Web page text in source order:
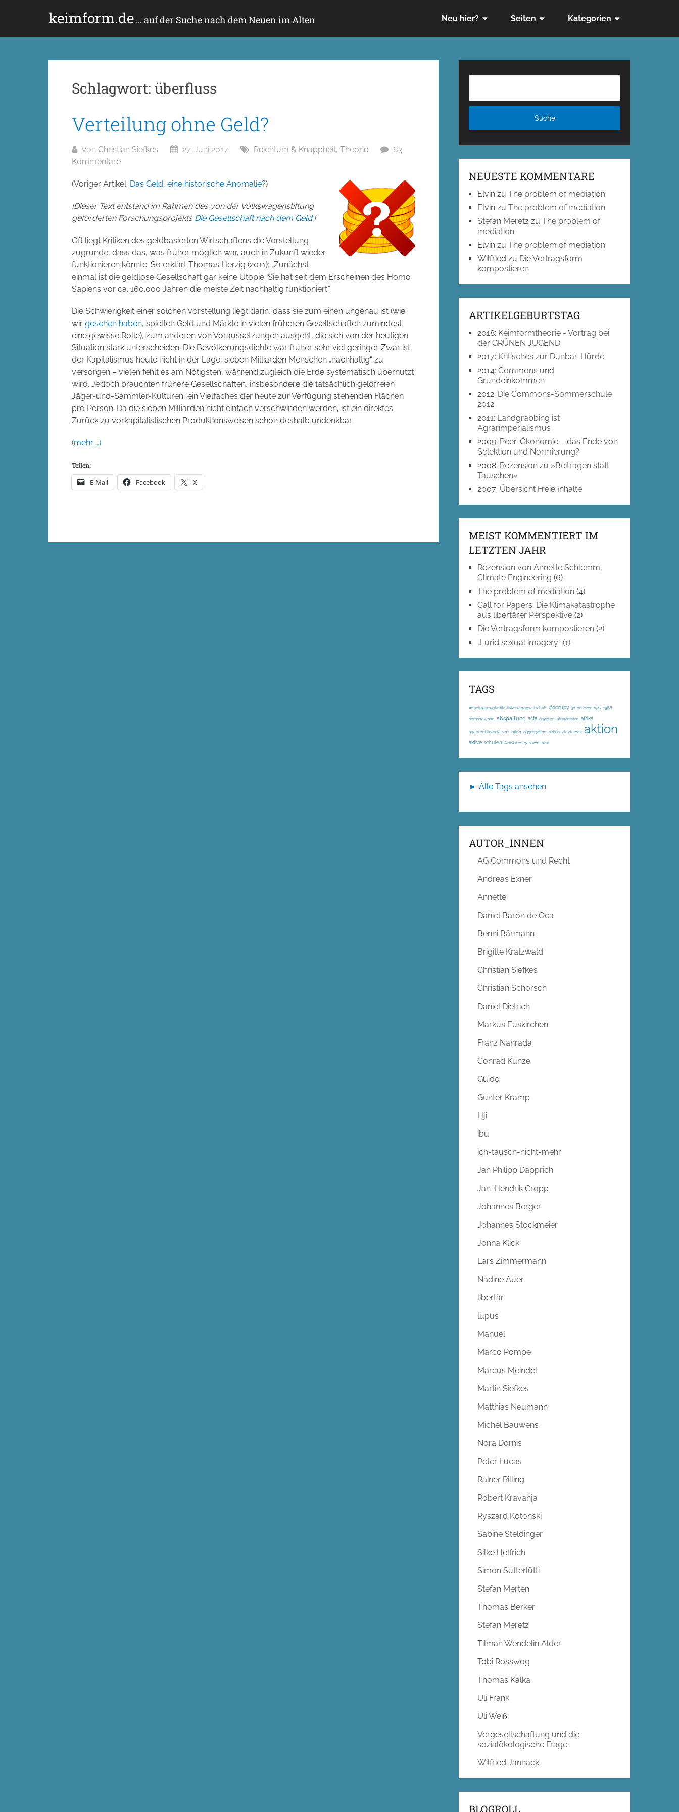
keimform.de … auf der Suche nach dem Neuen im Alten Neu hier? Seiten Kategorien
Schlagwort: überfluss
Verteilung ohne Geld?
Von Christian Siefkes 27. Juni 2017 Reichtum & Knappheit, Theorie
63
Kommentare
(Voriger Artikel: Das Geld, eine historische Anomalie?)
[Dieser Text entstand im Rahmen des von der Volkswagenstiftung
geförderten Forschungsprojekts Die Gesellschaft nach dem Geld.]
Oft liegt Kritiken des geldbasierten Wirtschaftens die Vorstellung
zugrunde, dass das, was früher möglich war, auch in Zukunft wieder
funktionieren könnte. So erklärt Thomas Herzig (2011): „Zunächst
einmal ist die geldlose Gesellschaft gar keine Utopie. Sie hat seit dem Erscheinen des Homo
Sapiens vor ca. 160.000 Jahren die meiste Zeit nachhaltig funktioniert.“
Die Schwierigkeit einer solchen Vorstellung liegt darin, dass sie zum einen ungenau ist (wie
wir gesehen haben, spielten Geld und Märkte in vielen früheren Gesellschaften zumindest
eine gewisse Rolle), zum anderen von Voraussetzungen ausgeht, die sich von der heutigen
Situation stark unterscheiden. Die Bevölkerungsdichte war früher sehr viel geringer. Zwar ist
der Kapitalismus heute nicht in der Lage, sieben Milliarden Menschen „nachhaltig“ zu
versorgen – vielen fehlt es am Nötigsten, während zugleich die Erde systematisch übernutzt
wird. Jedoch brauchten frühere Gesellschaften, insbesondere die tatsächlich geldfreien
Jäger-und-Sammler-Kulturen, ein Vielfaches der heute zur Verfügung stehenden Flächen
pro Person. Da die sieben Milliarden nicht einfach verschwinden werden, ist ein direktes
Zurück zu vorkapitalistischen Produktionsweisen schon deshalb undenkbar.
(mehr …)
Teilen:
E-Mail Facebook X
NEUESTE KOMMENTARE
Elvin zuThe problem of mediation
Elvin zuThe problem of mediation
Stefan Meretz zuThe problem of
mediation
Elvin zuThe problem of mediation
Wilfried zu Die Vertragsform
kompostieren
ARTIKELGEBURTSTAG
2018: Keimformtheorie - Vortrag bei
der GRÜNEN JUGEND
2017: Kritisches zur Dunbar-Hürde
2014:Commons und
Grundeinkommen
2012: Die Commons-Sommerschule
2012
2011: Landgrabbing ist
Agrarimperialismus
2009: Peer-Ökonomie – das Ende von
Selektion und Normierung?
2008: Rezension zu »Beitragen statt
Tauschen«
2007: Übersicht Freie Inhalte
MEIST KOMMENTIERT IM
LETZTEN JAHR
Rezension von Annette Schlemm,
Climate Engineering (6)
The problem of mediation (4)
Call for Papers: Die Klimakatastrophe
aus libertärer Perspektive (2)
Die Vertragsform kompostieren (2)
„Lurid sexual imagery“ (1)
TAGS
#Kapitalismuskritik; #Klassengesellschaft #occupy 3d-drucker 1917 1968
abmahnwahn abspaltung acta ägypten afghanistan afrika
agentenbasierte simulation aggregation airbus ak ak-loek aktion
aktive schulen Aktivisten gesucht akut
► Alle Tags ansehen
AUTOR_INNEN
AG Commons und Recht
Andreas Exner
Annette
Daniel Barón de Oca
Benni Bärmann
Brigitte Kratzwald
Christian Siefkes
Christian Schorsch
Daniel Dietrich
Markus Euskirchen
Franz Nahrada
Conrad Kunze
Guido
Gunter Kramp
Hji
ibu
ich-tausch-nicht-mehr
Jan Philipp Dapprich
Jan-Hendrik Cropp
Johannes Berger
Johannes Stockmeier
Jonna Klick
Lars Zimmermann
Nadine Auer
libertär
lupus
Manuel
Marco Pompe
Marcus Meindel
Martin Siefkes
Matthias Neumann
Michel Bauwens
Nora Dornis
Peter Lucas
Rainer Rilling
Robert Kravanja
Ryszard Kotonski
Sabine Steldinger
Silke Helfrich
Simon Sutterlütti
Stefan Merten
Thomas Berker
Stefan Meretz
Tilman Wendelin Alder
Tobi Rosswog
Thomas Kalka
Uli Frank
Uli Weiß
Vergesellschaftung und die
sozialökologische Frage
Wilfried Jannack
BLOGROLL